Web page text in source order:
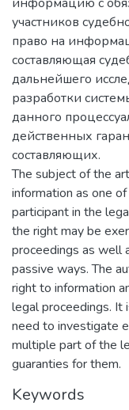
участников
право на
составляющая
дальнейшего
разработки
данного
действенных
составляющих.
The subject of the
information as one
participant in the
the right may be
proceedings as well
passive ways. The
right to information
legal proceedings. It
need to investigate
multiple part of the
guaranties for them.
Keywords